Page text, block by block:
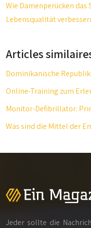
Wie Damenperücken
Lebensqualität
Articles
Dominikanische
Online-Training zum
Monitor-Defibrillator:
Was sind die Mittel der
Jeder sollte die